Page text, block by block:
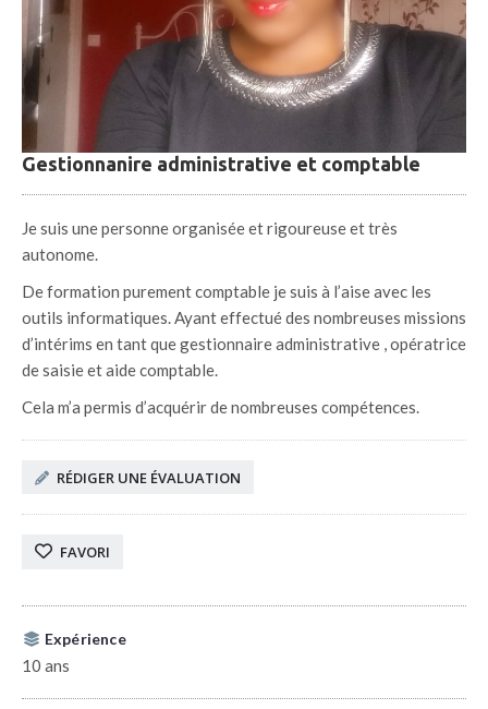
Gestionnanire administrative et comptable
Je suis une personne organisée et rigoureuse et très
autonome.
De formation purement comptable je suis à l’aise avec les
outils informatiques. Ayant effectué des nombreuses missions
d’intérims en tant que gestionnaire administrative , opératrice
de saisie et aide comptable.
Cela m’a permis d’acquérir de nombreuses compétences.
RÉDIGER UNE ÉVALUATION
FAVORI
Expérience
10 ans